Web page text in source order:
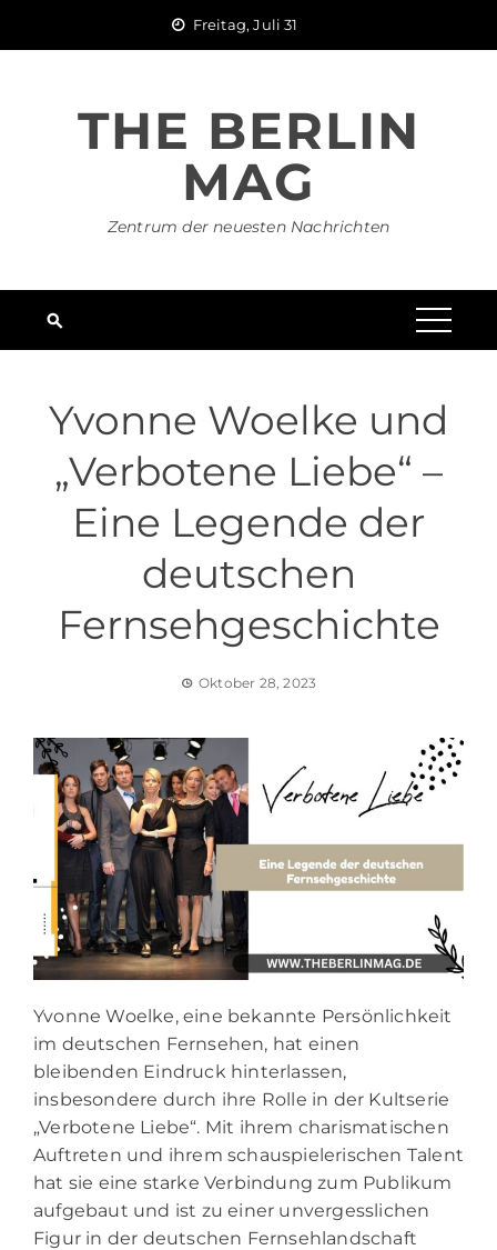
Freitag, Juli 31
THE BERLIN
MAG
Zentrum der neuesten Nachrichten
Yvonne Woelke und
„Verbotene Liebe“ –
Eine Legende der
deutschen
Fernsehgeschichte
Oktober 28, 2023
Yvonne Woelke, eine bekannte Persönlichkeit
im deutschen Fernsehen, hat einen
bleibenden Eindruck hinterlassen,
insbesondere durch ihre Rolle in der Kultserie
„Verbotene Liebe“. Mit ihrem charismatischen
Auftreten und ihrem schauspielerischen Talent
hat sie eine starke Verbindung zum Publikum
aufgebaut und ist zu einer unvergesslichen
Figur in der deutschen Fernsehlandschaft